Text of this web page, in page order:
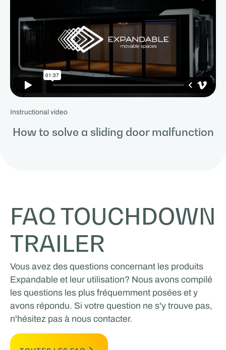
Instructional video
How to solve a sliding door malfunction
FAQ TOUCHDOWN
TRAILER
Vous avez des questions concernant les produits
Expandable et leur utilisation? Nous avons compilé
les questions les plus fréquemment posées et y
avons répondu. Si votre question ne s'y trouve pas,
n'hésitez pas à nous contacter.